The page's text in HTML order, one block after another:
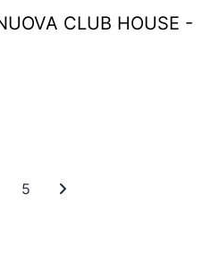
CLUB HOUSE -
4
5 Pagina 5